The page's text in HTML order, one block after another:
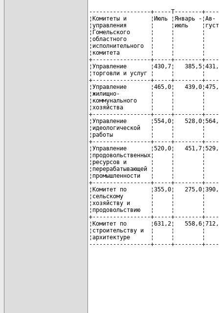
------------------+-----T--------
¦Комитеты и       ¦Июль ¦Январь -
¦управления       ¦     ¦июль    ¦густ
¦Гомельского      ¦     ¦
¦областного       ¦     ¦
¦исполнительного  ¦     ¦
¦комитета         ¦     ¦
+-----------------+-----+--------
¦Управление       ¦430,7¦
¦торговли и услуг ¦     ¦
+-----------------+-----+--------
¦Управление       ¦465,0¦
¦жилищно-         ¦     ¦
¦коммунального    ¦     ¦
¦хозяйства        ¦     ¦
+-----------------+-----+--------
¦Управление       ¦554,0¦
¦идеологической   ¦     ¦
¦работы           ¦     ¦
+-----------------+-----+--------
¦Управление       ¦520,0¦
¦продовольственных¦     ¦
¦ресурсов и       ¦     ¦
¦перерабатывающей ¦     ¦
¦промышленности   ¦     ¦
+-----------------+-----+--------
¦Комитет по       ¦355,0¦
¦сельскому        ¦     ¦
¦хозяйству и      ¦     ¦
¦продовольствию   ¦     ¦
+-----------------+-----+--------
¦Комитет по       ¦631,2¦
¦строительству и  ¦     ¦
¦архитектуре      ¦     ¦
------------------+-----+--------